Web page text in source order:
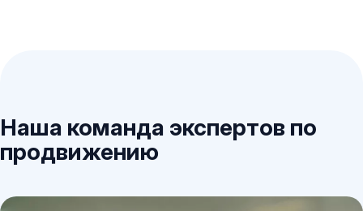
Наша команда экспертов по
продвижению